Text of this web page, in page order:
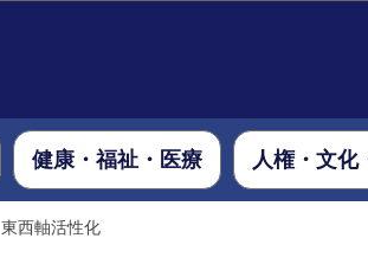
健康・福祉・医療 人権・文化
東西軸活性化